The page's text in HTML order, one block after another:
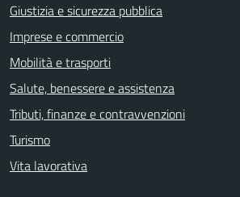
Giustizia e sicurezza pubblica
Imprese e commercio
Mobilità e trasporti
Salute, benessere e assistenza
Tributi, finanze e contravvenzioni
Turismo
Vita lavorativa